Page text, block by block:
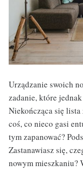
Urządzanie swoich
zadanie, które
Niekończąca się
coś, co nieco gasi
tym zapanować?
Zastanawiasz się,
nowym mieszkaniu?